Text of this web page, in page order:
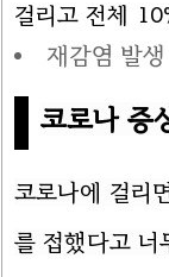
걸리고 전체
재감염 발
코로나 증
코로나에 걸리
를 접했다고 너